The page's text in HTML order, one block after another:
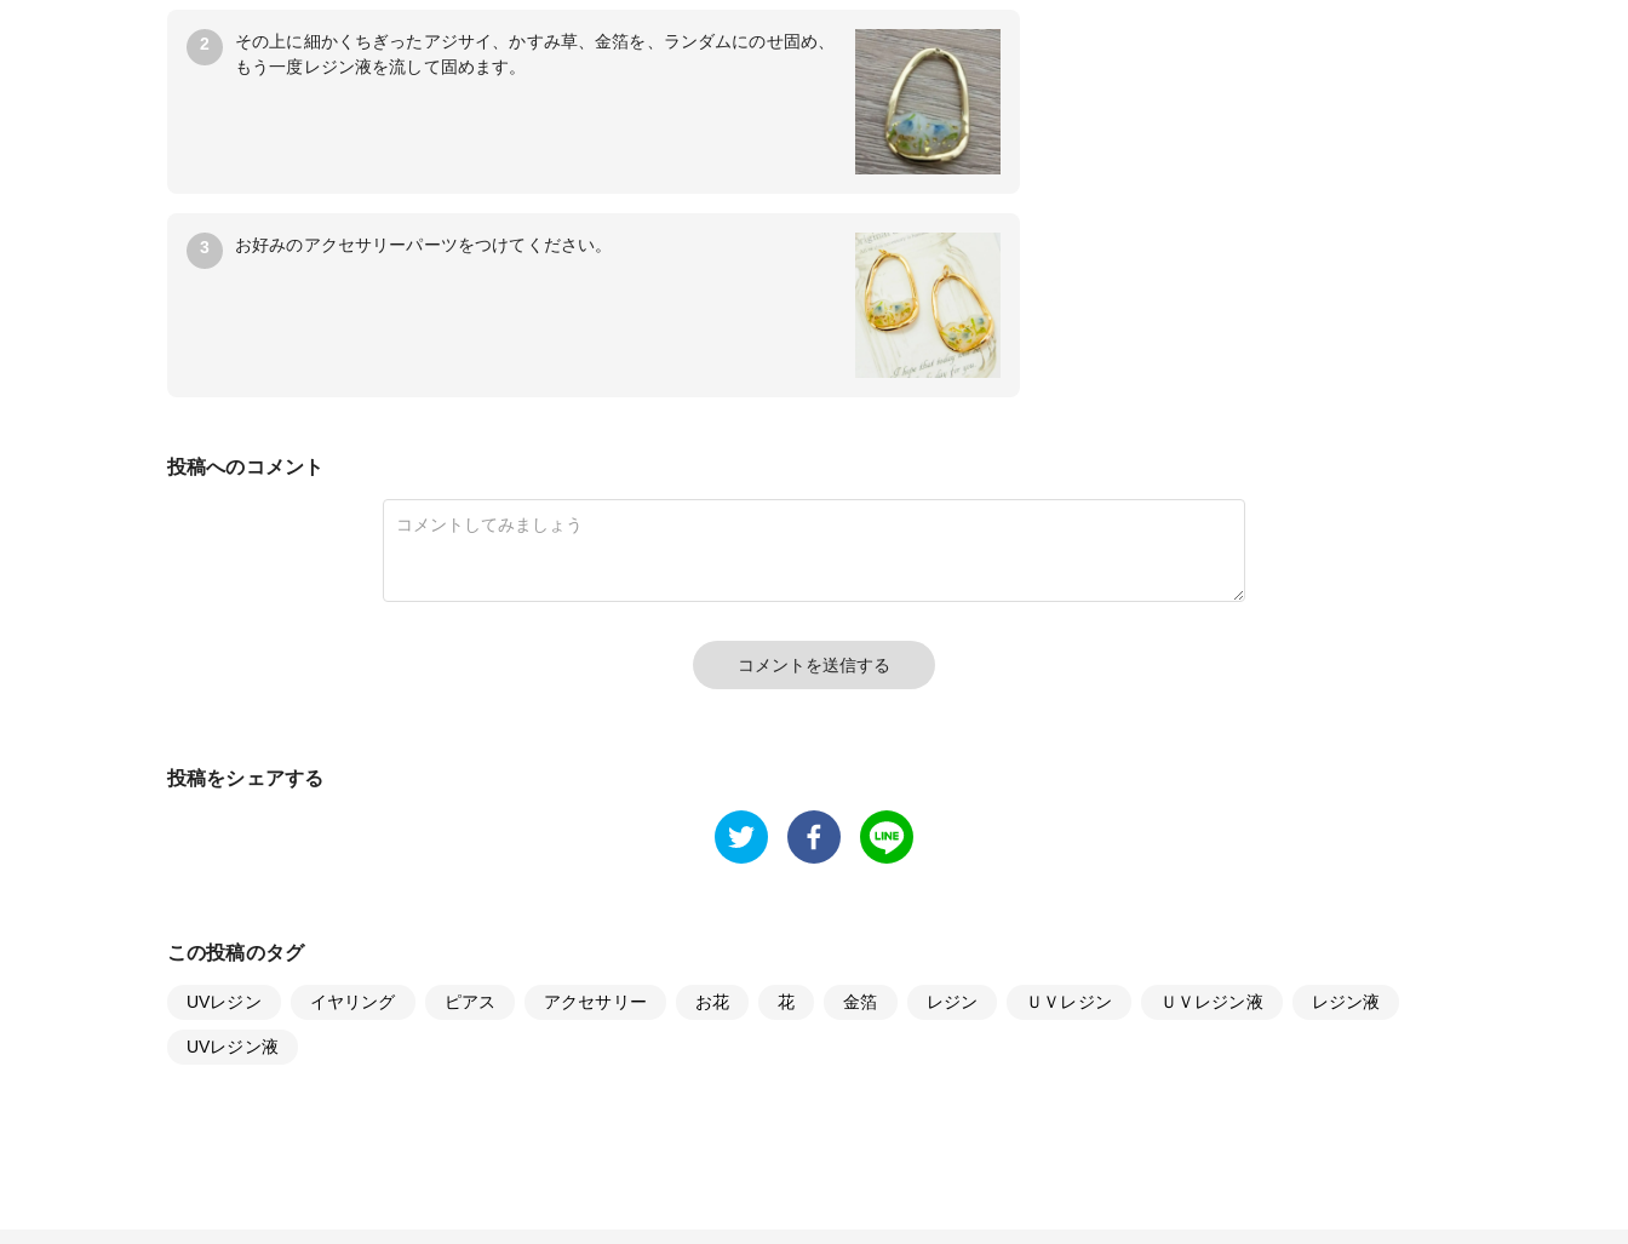
2
その上に細かくちぎったアジサイ、かすみ草、金箔を、ランダムにのせ固め、
もう一度レジン液を流して固めます。
3 お好みのアクセサリーパーツをつけてください。
投稿へのコメント
コメントを送信する
投稿をシェアする
この投稿のタグ
UVレジン イヤリング ピアス アクセサリー お花 花 金箔 レジン ＵＶレジン ＵＶレジン液 レジン液
UVレジン液